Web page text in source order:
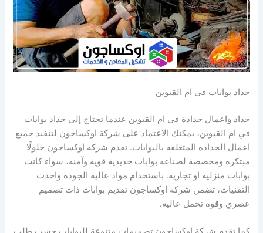
حداد بوابات في ام القيوين
حداد واعمال حدادة في ام القيوين عندما تحتاج إلى حداد بوابات
في ام القيوين، يمكنك الاعتماد على شركة اوكساجون لتنفيذ جميع
اعمال الحدادة المتعلقة بالبوابات. تقدم شركة اوكساجون حلولًا
مبتكرة ومخصصة لصناعة بوابات حديدية قوية وآمنة، سواء كانت
بوابات منزلية او تجارية. باستخدام مواد عالية الجودة واحدث
التقنيات، تضمن شركة اوكساجون تقديم بوابات ذات تصميم
عصري وقوة تحمل عالية.